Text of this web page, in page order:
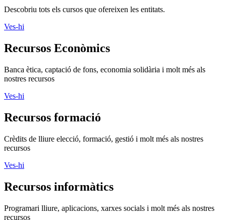
Descobriu tots els cursos que ofereixen les entitats.
Ves-hi
Recursos Econòmics
Banca ètica, captació de fons, economia solidària i molt més als
nostres recursos
Ves-hi
Recursos formació
Crèdits de lliure elecció, formació, gestió i molt més als nostres
recursos
Ves-hi
Recursos informàtics
Programari lliure, aplicacions, xarxes socials i molt més als nostres
recursos